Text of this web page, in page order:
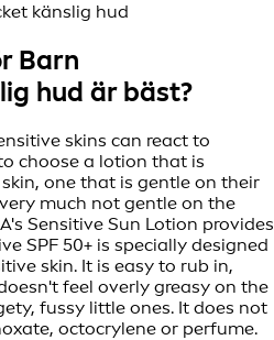
känslig hud
Barn
hud är bäst?
skins can react to
choose a lotion that is
one that is gentle on their
much not gentle on the
Sensitive Sun Lotion provides
SPF 50+ is specially designed
skin. It is easy to rub in,
feel overly greasy on the
fussy little ones. It does not
octocrylene or perfume.